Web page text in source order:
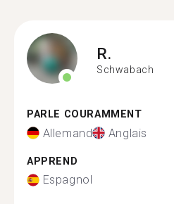
R.
Schwabach
PARLE COURAMMENT
Allemand Anglais
APPREND
Espagnol